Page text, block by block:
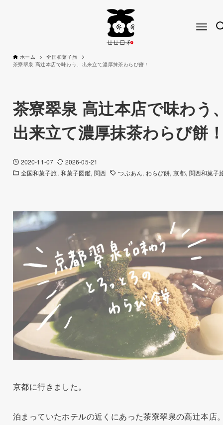
ホーム
全国和菓子旅
茶寮翠泉 高辻本店で味わう、出来立て濃厚抹茶わらび餅！
茶寮翠泉 高辻本店で味わう
出来立て濃厚抹茶わらび餅
2020-11-07
2026-05-21
全国和菓子旅 和菓子図鑑 関西 つぶあん わらび餅 京都 関西和菓子
京都に行きました。
泊まっていたホテルの近くにあった茶寮翠泉の高辻本店